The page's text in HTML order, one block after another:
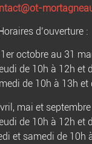
d’ouverture :
octobre au 31
de 10h à 12h et
de 10h à 13h et
mai et septembre
de 10h à 12h et
et samedi de 10h